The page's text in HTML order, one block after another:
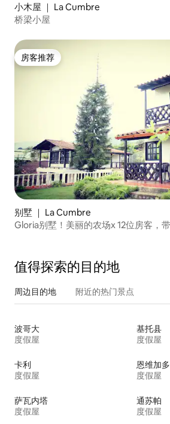
小木屋 ｜ La Cumbre
桥梁小屋
房客推荐
房客推荐
别墅 ｜ La Cumbre
Gloria别墅！美丽的农场x 12位房客，
值得探索的目的地
周边目的地 附近的热门景点
波哥大
度假屋
基托县
度假屋
卡利
度假屋
恩维加多
度假屋
萨瓦内塔
度假屋
通苏帕
度假屋